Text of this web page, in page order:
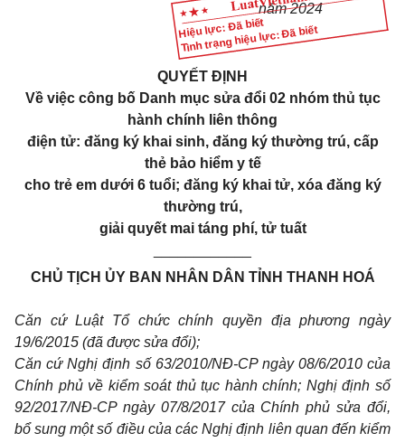
Hiệu lực: Đã biết
Tình trạng hiệu lực: Đã biết
năm 2024
QUYẾT ĐỊNH
Về việc công bố Danh mục sửa đổi 02 nhóm thủ tục
hành chính liên thông
điện tử: đăng ký khai sinh, đăng ký thường trú, cấp
thẻ bảo hiểm y tế
cho trẻ em dưới 6 tuổi; đăng ký khai tử, xóa đăng ký
thường trú,
giải quyết mai táng phí, tử tuất
CHỦ TỊCH ỦY BAN NHÂN DÂN TỈNH THANH HOÁ
Căn cứ Luật Tổ chức chính quyền địa phương ngày
19/6/2015 (đã được sửa đổi);
Căn cứ Nghị định số 63/2010/NĐ-CP ngày 08/6/2010 của
Chính phủ về kiểm soát thủ tục hành chính; Nghị định số
92/2017/NĐ-CP ngày 07/8/2017 của Chính phủ sửa đổi,
bổ sung một số điều của các Nghị định liên quan đến kiểm